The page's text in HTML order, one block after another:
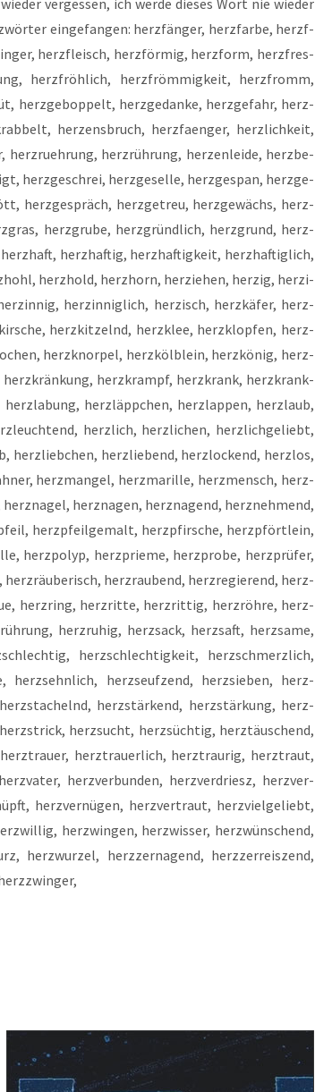
ver­ges­sen, ich wer­de die­ses Wort nie wie­der
ein­ge­fan­gen: herz­fän­ger, herz­far­be, herz­f­
herz­fleisch, herz­för­mig, herz­form, herz­fres­
herz­fröh­lich, herz­fröm­mig­keit, herz­fromm,
herz­ge­b­op­pelt, herz­ge­dan­ke, herz­ge­fahr, herz­
her­zens­bruch, herz­faen­ger, herz­lich­keit,
herz­rueh­rung, herz­rüh­rung, her­zen­lei­de, herz­be­
herz­ge­schrei, herz­ge­sel­le, herz­ge­span, herz­ge­
herz­ge­spräch, herz­ge­treu, herz­ge­wächs, herz­
herz­gru­be, herz­gründ­lich, herz­grund, herz­
herz­haf­tig, herz­haf­tig­keit, herz­haf­tig­lich,
herz­hold, herz­horn, her­zie­hen, her­zig, her­zi­
her­zin­nig­lich, her­zisch, herz­kä­fer, herz­
herz­kit­zelnd, herz­klee, herz­klop­fen, herz­
herz­knor­pel, herz­köl­b­lein, herz­kö­nig, herz­
herz­krampf, herz­krank, herz­krank­
herz­läpp­chen, herz­lap­pen, herz­laub,
herz­lich, herz­li­chen, herz­lich­ge­liebt,
herz­lie­bend, herz­lo­ckend, herz­los,
herz­man­gel, herz­ma­ril­le, herz­mensch, herz­
herz­na­gen, herz­na­gend, herz­neh­mend,
herz­pfeil­ge­malt, herz­pfir­sche, herz­pfört­lein,
herz­po­lyp, herz­prie­me, herz­pro­be, herz­prü­fer,
herz­rau­bend, herz­re­gie­rend, herz­
herz­ring, herz­rit­te, herz­rit­tig, herz­röh­re, herz­
herz­ru­hig, herz­sack, herz­saft, herz­sa­me,
herz­schlech­tig­keit, herz­schmerz­lich,
herz­sehn­lich, herz­seuf­zend, herz­si­e­ben, herz­
herz­stär­kend, herz­stär­kung, herz­
herz­sucht, herz­süch­tig, herz­täu­schend,
herz­trau­er­lich, herz­trau­rig, herz­traut,
herz­ver­bun­den, herz­ver­driesz, herz­ver­
herz­ver­nü­gen, herz­ver­traut, herz­viel­ge­liebt,
her­zwin­gen, herzwis­ser, herz­wün­schend,
herz­wur­zel, herz­zer­na­gend, herz­zer­reiszend,